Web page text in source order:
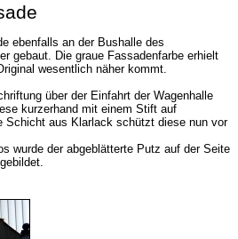
ebenfalls an der Bushalle des
gebaut. Die graue Fassadenfarbe erhielt
wesentlich näher kommt.
über der Einfahrt der Wagenhalle
kurzerhand mit einem Stift auf
Schicht aus Klarlack schützt diese nun vor
wurde der abgeblätterte Putz auf der Seite